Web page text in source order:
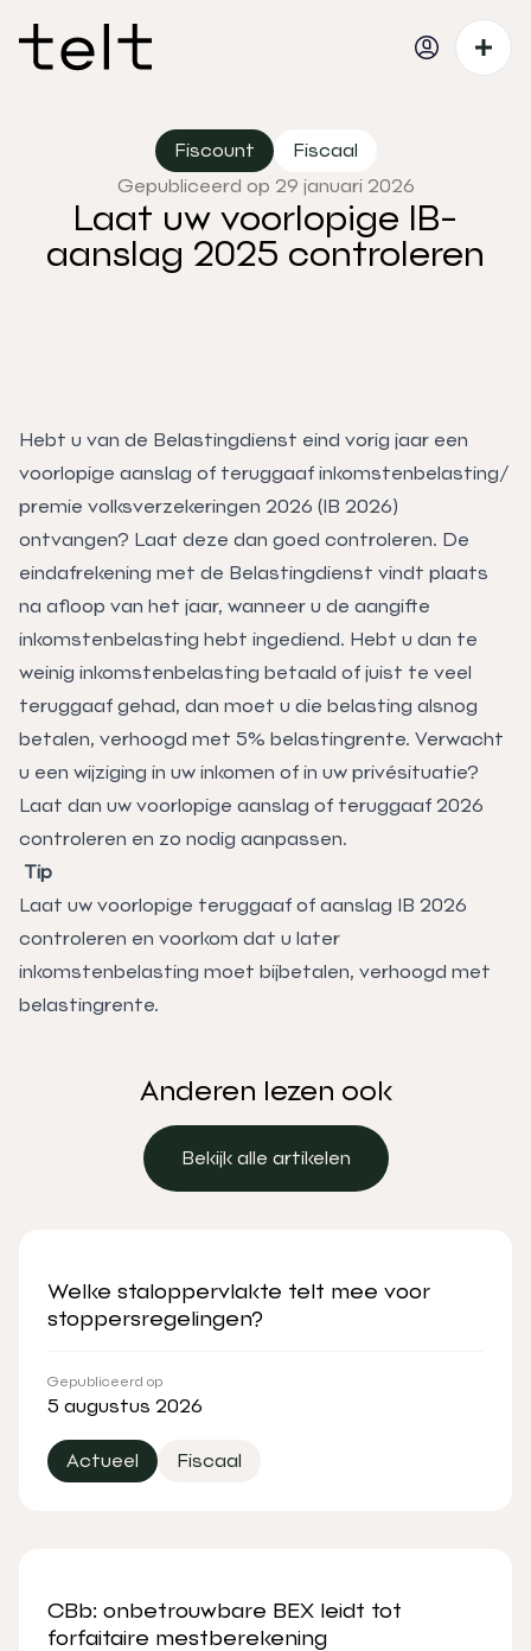
Fiscount
Fiscaal
Gepubliceerd op 29 januari 2026
Laat uw voorlopige IB-
aanslag 2025 controleren
Hebt u van de Belastingdienst eind vorig jaar een
voorlopige aanslag of teruggaaf inkomstenbelasting/
premie volksverzekeringen 2026 (IB 2026)
ontvangen? Laat deze dan goed controleren. De
eindafrekening met de Belastingdienst vindt plaats
na afloop van het jaar, wanneer u de aangifte
inkomstenbelasting hebt ingediend. Hebt u dan te
weinig inkomstenbelasting betaald of juist te veel
teruggaaf gehad, dan moet u die belasting alsnog
betalen, verhoogd met 5% belastingrente. Verwacht
u een wijziging in uw inkomen of in uw privésituatie?
Laat dan uw voorlopige aanslag of teruggaaf 2026
controleren en zo nodig aanpassen.
Tip
Laat uw voorlopige teruggaaf of aanslag IB 2026
controleren en voorkom dat u later
inkomstenbelasting moet bijbetalen, verhoogd met
belastingrente.
Anderen lezen ook
Bekijk alle artikelen
Welke staloppervlakte telt mee voor
stoppersregelingen?
Gepubliceerd op
5 augustus 2026
Actueel Fiscaal
CBb: onbetrouwbare BEX leidt tot
forfaitaire mestberekening